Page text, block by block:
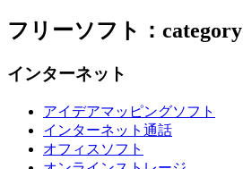
フリーソフト：category
インターネット
アイデアマッピングソフト
インターネット通話
オフィスソフト